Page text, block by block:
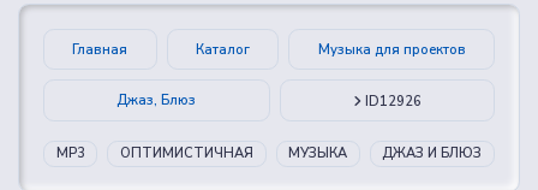
Главная Каталог Музыка для проектов
Джаз, Блюз ID12926
MP3 ОПТИМИСТИЧНАЯ МУЗЫКА ДЖАЗ И БЛЮЗ